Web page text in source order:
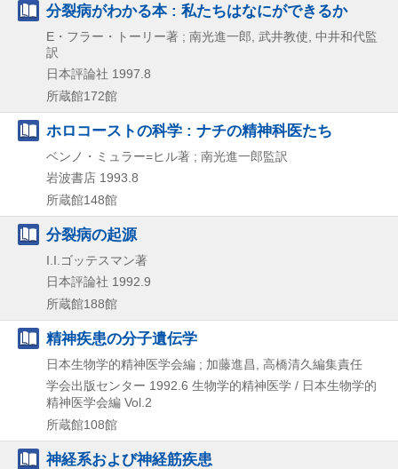
分裂病がわかる本 : 私たちはなにができるか
E・フラー・トーリー著 ; 南光進一郎, 武井教使, 中井和代監
訳
日本評論社 1997.8
所蔵館172館
ホロコーストの科学 : ナチの精神科医たち
ベンノ・ミュラー=ヒル著 ; 南光進一郎監訳
岩波書店 1993.8
所蔵館148館
分裂病の起源
I.I.ゴッテスマン著
日本評論社 1992.9
所蔵館188館
精神疾患の分子遺伝学
日本生物学的精神医学会編 ; 加藤進昌, 高橋清久編集責任
学会出版センター 1992.6 生物学的精神医学 / 日本生物学的
精神医学会編 Vol.2
所蔵館108館
神経系および神経筋疾患